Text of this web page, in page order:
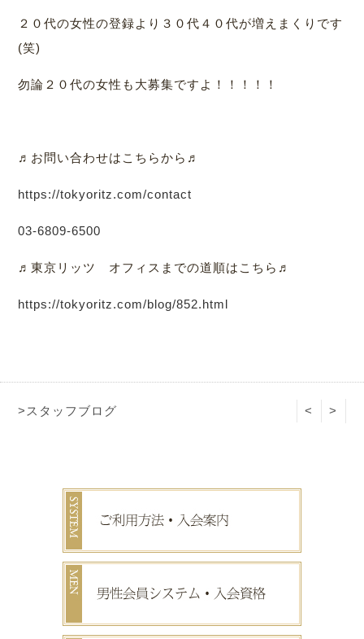
２０代の女性の登録より３０代４０代が増えまくりです
(笑)
勿論２０代の女性も大募集ですよ！！！！！
♬お問い合わせはこちらから♬
https://tokyoritz.com/contact
03-6809-6500
♬東京リッツ オフィスまでの道順はこちら♬
https://tokyoritz.com/blog/852.html
>スタッフブログ < >